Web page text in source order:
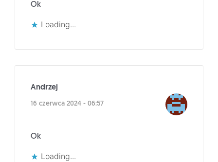
Ok
Loading...
Andrzej
16 czerwca 2024 - 06:57
Ok
Loading...